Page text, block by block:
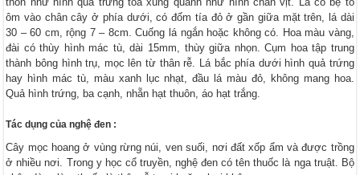
ôm vào chân cây ở phía dưới, có đốm tía đỏ ở gần giữa mặt trên, lá dài
30 – 60 cm, rộng 7 – 8cm. Cuống lá ngắn hoặc không có. Hoa màu vàng,
đài có thùy hình mác tù, dài 15mm, thùy giữa nhọn. Cụm hoa tập trung
thành bông hình trụ, mọc lên từ thân rễ. Lá bắc phía dưới hình quả trứng
hay hình mác tù, màu xanh lục nhạt, đầu lá màu đỏ, không mang hoa.
Quả hình trứng, ba cạnh, nhẵn hạt thuôn, áo hạt trắng.
Tác dụng của nghệ đen :
Cây mọc hoang ở vùng rừng núi, ven suối, nơi đất xốp ẩm và được trồng
ở nhiều nơi. Trong y học cổ truyền, nghệ đen có tên thuốc là nga truật. Bộ